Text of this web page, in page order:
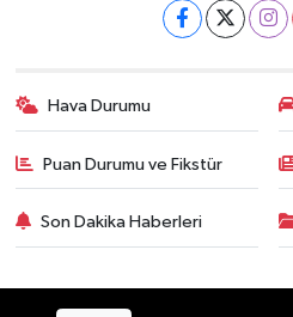
Hava Durumu
Puan Durumu ve Fikstür
Son Dakika Haberleri